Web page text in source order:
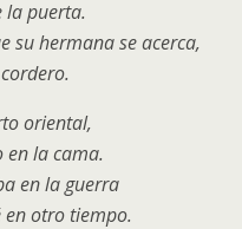
la puerta.
su hermana se acerca,
oriental,
en la cama.
en la guerra
en otro tiempo.